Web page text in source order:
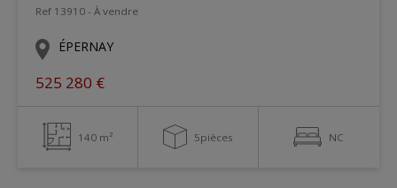
Ref 13910 - À vendre
ÉPERNAY
525 280 €
140 m² 5pièces NC